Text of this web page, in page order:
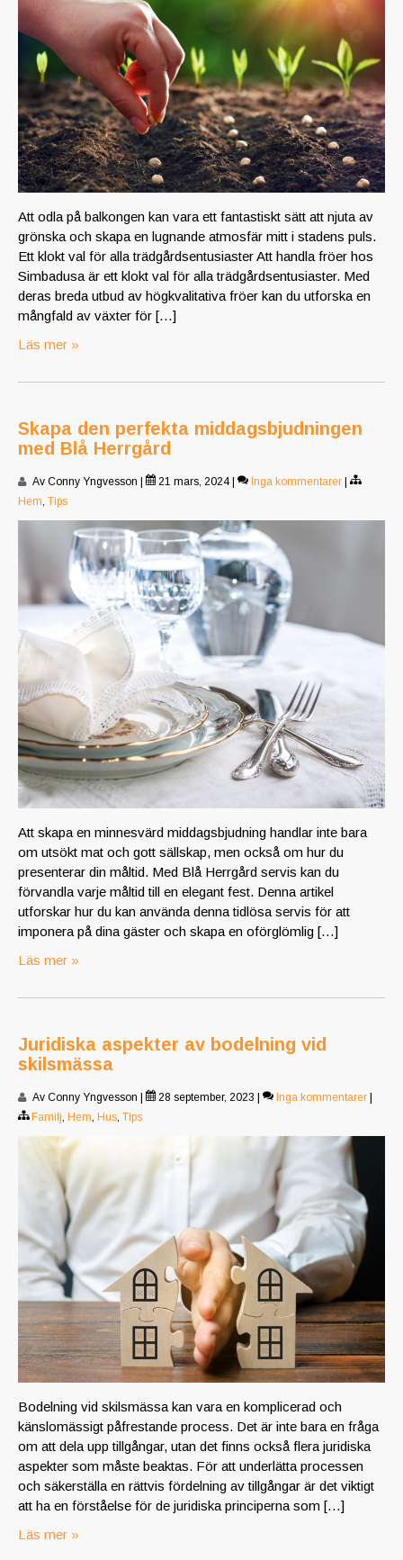
Att odla på balkongen kan vara ett fantastiskt sätt att njuta av
grönska och skapa en lugnande atmosfär mitt i stadens puls.
Ett klokt val för alla trädgårdsentusiaster Att handla fröer hos
Simbadusa är ett klokt val för alla trädgårdsentusiaster. Med
deras breda utbud av högkvalitativa fröer kan du utforska en
mångfald av växter för […]
Läs mer »
Skapa den perfekta middagsbjudningen
med Blå Herrgård
Av Conny Yngvesson 21 mars, 2024 Inga kommentarer
Hem, Tips
Att skapa en minnesvärd middagsbjudning handlar inte bara
om utsökt mat och gott sällskap, men också om hur du
presenterar din måltid. Med Blå Herrgård servis kan du
förvandla varje måltid till en elegant fest. Denna artikel
utforskar hur du kan använda denna tidlösa servis för att
imponera på dina gäster och skapa en oförglömlig […]
Läs mer »
Juridiska aspekter av bodelning vid
skilsmässa
Av Conny Yngvesson 28 september, 2023 Inga kommentarer
Familj, Hem, Hus, Tips
Bodelning vid skilsmässa kan vara en komplicerad och
känslomässigt påfrestande process. Det är inte bara en fråga
om att dela upp tillgångar, utan det finns också flera juridiska
aspekter som måste beaktas. För att underlätta processen
och säkerställa en rättvis fördelning av tillgångar är det viktigt
att ha en förståelse för de juridiska principerna som […]
Läs mer »